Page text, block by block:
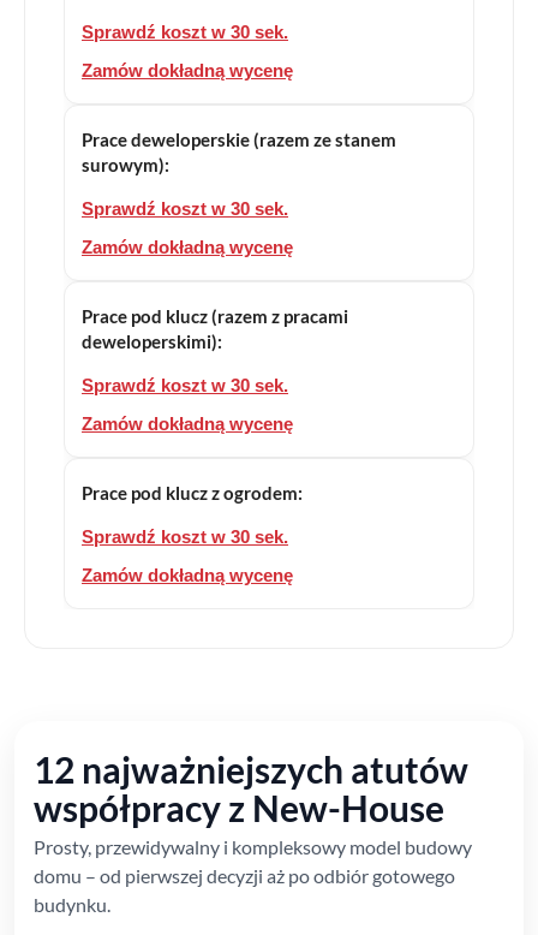
Sprawdź koszt w 30 sek.
Zamów dokładną wycenę
Prace deweloperskie (razem ze stanem
surowym):
Sprawdź koszt w 30 sek.
Zamów dokładną wycenę
Prace pod klucz (razem z pracami
deweloperskimi):
Sprawdź koszt w 30 sek.
Zamów dokładną wycenę
Prace pod klucz z ogrodem:
Sprawdź koszt w 30 sek.
Zamów dokładną wycenę
12 najważniejszych atutów
współpracy z New-House
Prosty, przewidywalny i kompleksowy model budowy
domu – od pierwszej decyzji aż po odbiór gotowego
budynku.